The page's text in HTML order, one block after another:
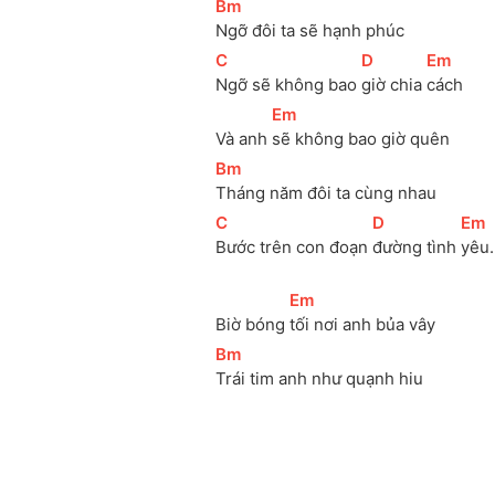
[Bm
Ngỡ đôi ta sẽ hạnh phúc
[
C
Ngỡ sẽ không bao
[D
giờ chia
[Em
cách
Và anh
[Em
sẽ không bao giờ quên
[Bm
Tháng năm đôi ta cùng nhau
[
C
Bước trên con đoạn
[D
đường tình
[Em
yêu.
Biờ bóng
[Em
tối nơi anh bủa vây
[Bm
Trái tim anh như quạnh hiu